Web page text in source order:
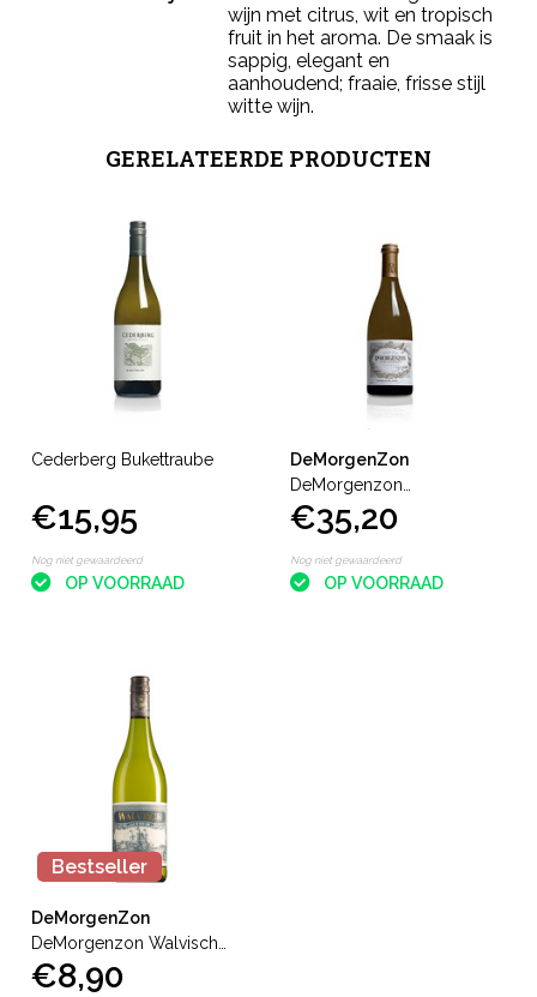
wijn met citrus, wit en tropisch
fruit in het aroma. De smaak is
sappig, elegant en
aanhoudend; fraaie, frisse stijl
witte wijn.
GERELATEERDE PRODUCTEN
Cederberg Bukettraube
€15,95
Nog niet gewaardeerd
OP VOORRAAD
DeMorgenZon
DeMorgenzon
Stellenbosch Chenin Blanc
Reserve
€35,20
Nog niet gewaardeerd
OP VOORRAAD
Bestseller
DeMorgenZon
DeMorgenzon Walvisch
Kaapse Wit
€8,90